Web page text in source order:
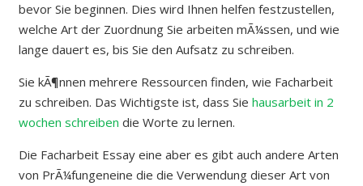
bevor Sie beginnen. Dies wird Ihnen helfen festzustellen,
welche Art der Zuordnung Sie arbeiten mÃ¼ssen, und wie
lange dauert es, bis Sie den Aufsatz zu schreiben.
Sie kÃ¶nnen mehrere Ressourcen finden, wie Facharbeit
zu schreiben. Das Wichtigste ist, dass Sie hausarbeit in 2
wochen schreiben die Worte zu lernen.
Die Facharbeit Essay eine aber es gibt auch andere Arten
von PrÃ¼fungeneine die die Verwendung dieser Art von